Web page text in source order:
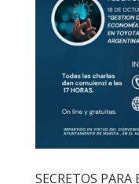
SECRETOS PARA